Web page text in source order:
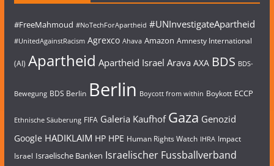
#FreeMahmoud #NoTechForApartheid #UNInvestigateApartheid
#UnitedAgainstRacism Agrexco Ahava Amazon Amnesty International
(AI) Apartheid Apartheid Israel Arava AXA BDS BDS-
Bewegung BDS Berlin Berlin Boycott from within Boykott ECCP
Ethnische Säuberung FIFA Galeria Kaufhof Gaza Genozid
Google HADIKLAIM HP HPE Human Rights Watch IHRA Impact
Israel Israelische Banken Israelischer Fussballverband